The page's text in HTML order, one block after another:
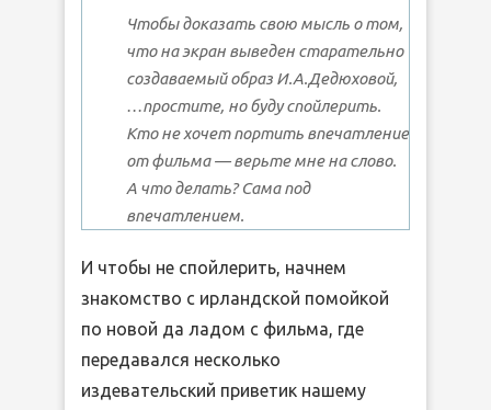
Чтобы доказать свою мысль о том,
что на экран выведен старательно
создаваемый образ И.А.Дедюховой,
…простите, но буду спойлерить.
Кто не хочет портить впечатление
от фильма — верьте мне на слово.
А что делать? Сама под
впечатлением.
И чтобы не спойлерить, начнем
знакомство с ирландской помойкой
по новой да ладом с фильма, где
передавался несколько
издевательский приветик нашему